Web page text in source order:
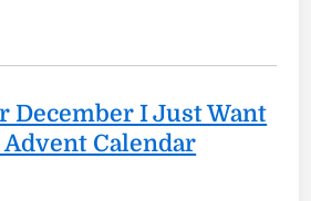
December I Just Want
Advent Calendar